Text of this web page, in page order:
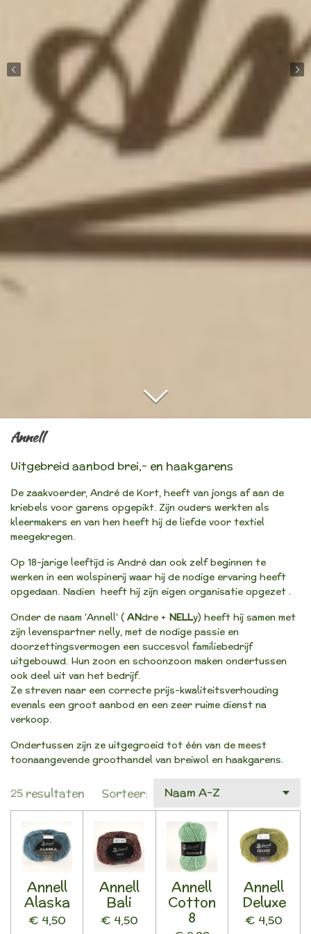
Annell
Uitgebreid aanbod brei,- en haakgarens
De zaakvoerder, André de Kort, heeft van jongs af aan de
kriebels voor garens opgepikt. Zijn ouders werkten als
kleermakers en van hen heeft hij de liefde voor textiel
meegekregen.
Op 18-jarige leeftijd is André dan ook zelf beginnen te
werken in een wolspinerij waar hij de nodige ervaring heeft
opgedaan. Nadien heeft hij zijn eigen organisatie opgezet .
Onder de naam 'Annell' ( ANdre + NELLy) heeft hij samen met
zijn levenspartner nelly, met de nodige passie en
doorzettingsvermogen een succesvol familiebedrijf
uitgebouwd. Hun zoon en schoonzoon maken ondertussen
ook deel uit van het bedrijf.
Ze streven naar een correcte prijs-kwaliteitsverhouding
evenals een groot aanbod en een zeer ruime dienst na
verkoop.
Ondertussen zijn ze uitgegroeid tot één van de meest
toonaangevende groothandel van breiwol en haakgarens.
25 resultaten Sorteer:
Annell
Alaska
€ 4,50
Annell
Bali
€ 4,50
Annell
Cotton
8
Annell
Deluxe
€ 4,50